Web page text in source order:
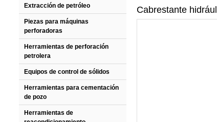
Extracción de petróleo
Piezas para máquinas
perforadoras
Herramientas de perforación
petrolera
Equipos de control de sólidos
Herramientas para cementación
de pozo
Herramientas de
Cabrestante